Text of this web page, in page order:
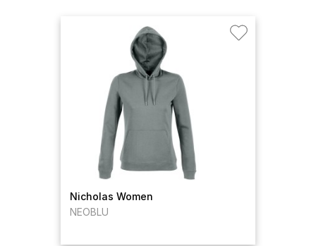
Nicholas Women
NEOBLU